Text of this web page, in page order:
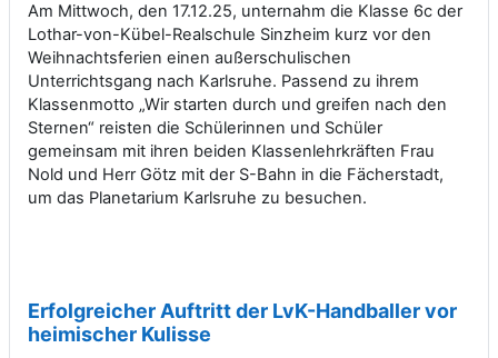
Am Mittwoch, den 17.12.25, unternahm die Klasse 6c der
Lothar-von-Kübel-Realschule Sinzheim kurz vor den
Weihnachtsferien einen außerschulischen
Unterrichtsgang nach Karlsruhe. Passend zu ihrem
Klassenmotto „Wir starten durch und greifen nach den
Sternen“ reisten die Schülerinnen und Schüler
gemeinsam mit ihren beiden Klassenlehrkräften Frau
Nold und Herr Götz mit der S-Bahn in die Fächerstadt,
um das Planetarium Karlsruhe zu besuchen.
Erfolgreicher Auftritt der LvK-Handballer vor
heimischer Kulisse